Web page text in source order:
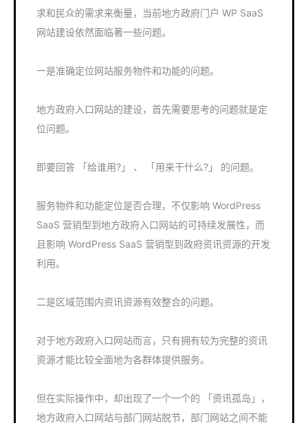
求和民众的需求来衡量，当前地方政府门户 WP SaaS
网站建设依然面临著一些问题。
一是准确定位网站服务物件和功能的问题。
地方政府入口网站的建设，首先需要思考的问题就是定
位问题。
即要回答 「给谁用?」 、 「用来干什么?」 的问题。
服务物件和功能定位是否合理，不仅影响 WordPress
SaaS 营销型到地方政府入口网站的可持续发展性，而
且影响 WordPress SaaS 营销型到政府资讯资源的开发
利用。
二是区域范围内资讯资源有效整合的问题。
对于地方政府入口网站而言，只有拥有较为完整的资讯
资源才能比较全面地为各群体提供服务。
但在实际操作中，却出现了一个一个的 「资讯孤岛」，
地方政府入口网站与部门网站脱节，部门网站之间不能